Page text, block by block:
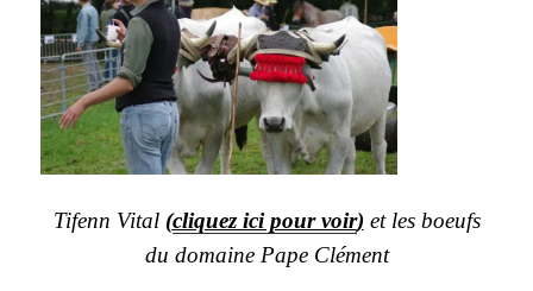
Tifenn Vital (cliquez ici pour voir) et les boeufs
du domaine Pape Clément